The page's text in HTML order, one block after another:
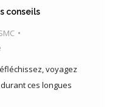
conseils
voyagez
ces longues